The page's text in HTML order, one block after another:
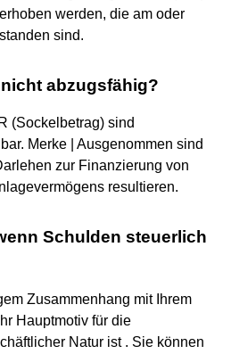
werden, die am oder
sind.
abzugsfähig?
(Sockelbetrag) sind
Merke | Ausgenommen sind
zur Finanzierung von
resultieren.
Schulden steuerlich
Zusammenhang mit Ihrem
Hauptmotiv für die
Natur ist . Sie können